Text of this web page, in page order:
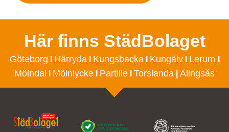
Här finns StädBolaget
Göteborg HärrydaI KungsbackaI KungälvI Lerum
Mölndal Mölnlycke Partille Torslanda Alingsås